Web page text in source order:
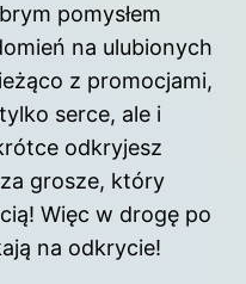
pomysłem
na ulubionych
z promocjami,
serce, ale i
odkryjesz
grosze, który
Więc w drogę po
na odkrycie!